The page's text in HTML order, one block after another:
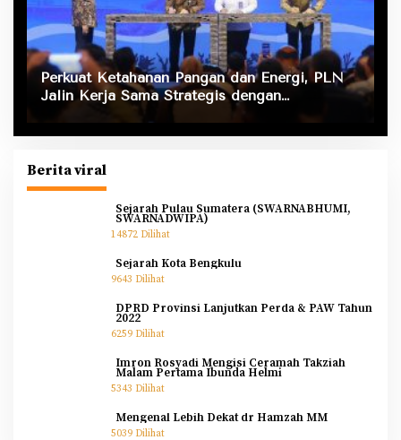
Perkuat Ketahanan Pangan dan Energi, PLN
Jalin Kerja Sama Strategis dengan
Berita viral
Sejarah Pulau Sumatera (SWARNABHUMI,
SWARNADWIPA)
14872 Dilihat
Sejarah Kota Bengkulu
9643 Dilihat
DPRD Provinsi Lanjutkan Perda & PAW Tahun
2022
6259 Dilihat
Imron Rosyadi Mengisi Ceramah Takziah
Malam Pertama Ibunda Helmi
5343 Dilihat
Mengenal Lebih Dekat dr Hamzah MM
5039 Dilihat